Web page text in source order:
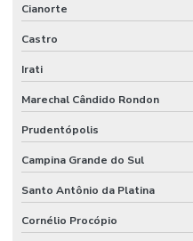
Laudos periciais de engenharia
Parecer técnico de vistoria
Perícia de engenharia civil
Perícia judicial de engenharia
Perícia predial
Cianorte
Castro
Irati
Marechal Cândido Rondon
Prudentópolis
Campina Grande do Sul
Santo Antônio da Platina
Cornélio Procópio